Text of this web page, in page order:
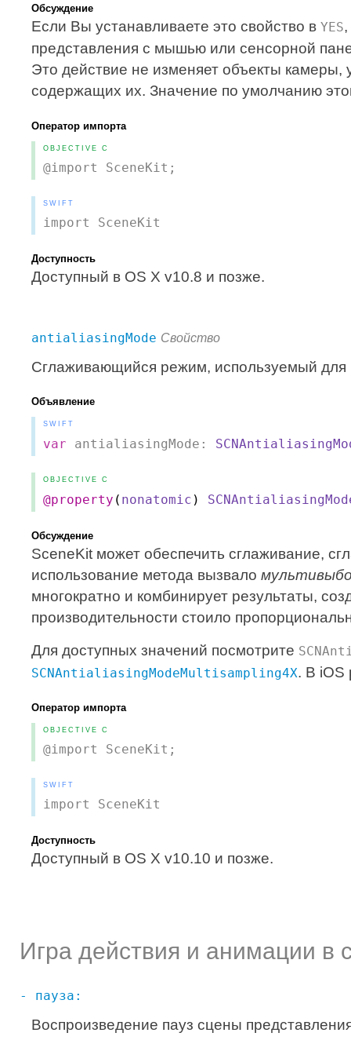
Обсуждение
Если Вы устанавливаете это свойство в YES
представления с мышью или сенсорной
Это действие не изменяет объекты
содержащих их. Значение по умолчанию
Оператор импорта
OBJECTIVE C
@import SceneKit;
SWIFT
import SceneKit
Доступность
Доступный в OS X v10.8 и позже.
antialiasingMode Свойство
Сглаживающийся режим, используемый для
Объявление
SWIFT
var antialiasingMode:
OBJECTIVE C
@property ( nonatomic )
Обсуждение
SceneKit может обеспечить сглаживание,
использование метода вызвало
многократно и комбинирует результаты,
производительности стоило
Для доступных значений посмотрите
SCNAntialiasingModeMultisampling4X. В
Оператор импорта
OBJECTIVE C
@import SceneKit;
SWIFT
import SceneKit
Доступность
Доступный в OS X v10.10 и позже.
Игра действия и анимации в
- пауза:
Воспроизведение пауз сцены